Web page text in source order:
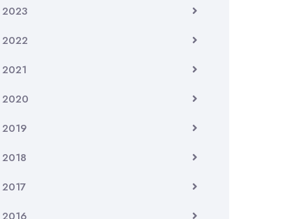
2023
2022
2021
2020
2019
2018
2017